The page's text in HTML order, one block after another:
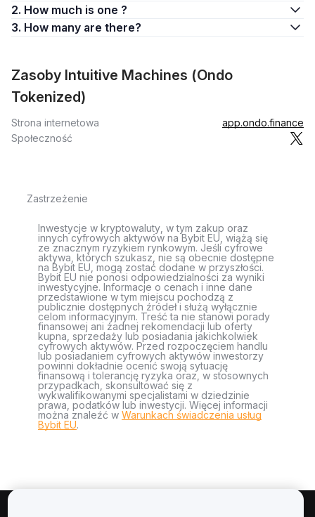
2. How much is one ?
3. How many are there?
Zasoby Intuitive Machines (Ondo
Tokenized)
Strona internetowa
app.ondo.finance
Społeczność
Zastrzeżenie
Inwestycje w kryptowaluty, w tym zakup oraz
innych cyfrowych aktywów na Bybit EU, wiążą się
ze znacznym ryzykiem rynkowym. Jeśli cyfrowe
aktywa, których szukasz, nie są obecnie dostępne
na Bybit EU, mogą zostać dodane w przyszłości.
Bybit EU nie ponosi odpowiedzialności za wyniki
inwestycyjne. Informacje o cenach i inne dane
przedstawione w tym miejscu pochodzą z
publicznie dostępnych źródeł i służą wyłącznie
celom informacyjnym. Treść ta nie stanowi porady
finansowej ani żadnej rekomendacji lub oferty
kupna, sprzedaży lub posiadania jakichkolwiek
cyfrowych aktywów. Przed rozpoczęciem handlu
lub posiadaniem cyfrowych aktywów inwestorzy
powinni dokładnie ocenić swoją sytuację
finansową i tolerancję ryzyka oraz, w stosownych
przypadkach, skonsultować się z
wykwalifikowanymi specjalistami w dziedzinie
prawa, podatków lub inwestycji. Więcej informacji
można znaleźć w Warunkach świadczenia usług
Bybit EU.